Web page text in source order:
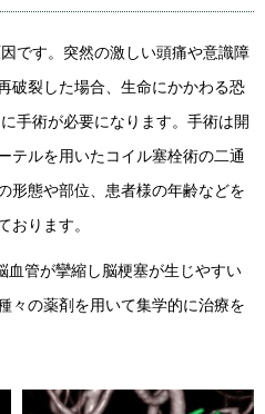
です。突然の激しい頭痛や意識障
破裂した場合、生命にかかわる恐
手術が必要になります。手術は開
テルを用いたコイル塞栓術の二通
形態や部位、患者様の年齢などを
おります。
管が攣縮し脳梗塞が生じやすい
々の薬剤を用いて集学的に治療を